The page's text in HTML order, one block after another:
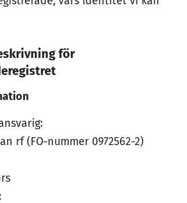
för
rf (FO-nummer 0972562-2)